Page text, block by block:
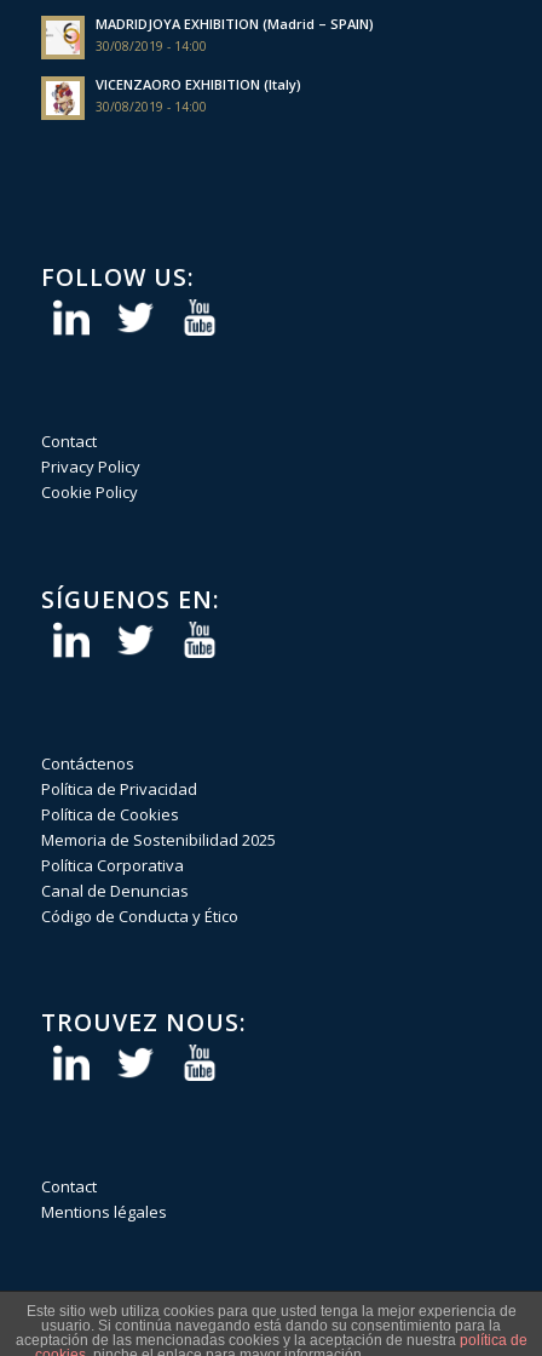
MADRIDJOYA EXHIBITION (Madrid – SPAIN)
30/08/2019 - 14:00
VICENZAORO EXHIBITION (Italy)
30/08/2019 - 14:00
FOLLOW US:
Contact
Privacy Policy
Cookie Policy
SÍGUENOS EN:
Contáctenos
Política de Privacidad
Política de Cookies
Memoria de Sostenibilidad 2025
Política Corporativa
Canal de Denuncias
Código de Conducta y Ético
TROUVEZ NOUS:
Contact
Mentions légales
Este sitio web utiliza cookies para que usted tenga la mejor experiencia de
usuario. Si continúa navegando está dando su consentimiento para la
aceptación de las mencionadas cookies y la aceptación de nuestra política de